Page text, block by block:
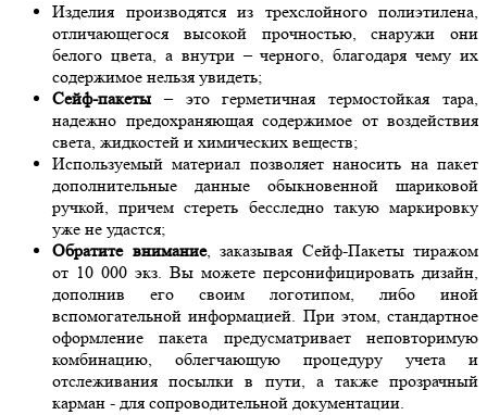
Изделия производятся из трехслойного полиэтилена,
отличающегося высокой прочностью, снаружи они
белого цвета, а внутри – черного, благодаря чему их
содержимое нельзя увидеть;
Сейф-пакеты – это герметичная термостойкая тара,
надежно предохраняющая содержимое от воздействия
света, жидкостей и химических веществ;
Используемый материал позволяет наносить на пакет
дополнительные данные обыкновенной шариковой
ручкой, причем стереть бесследно такую маркировку
уже не удастся;
Обратите внимание, заказывая Сейф-Пакеты тиражом
от 10 000 экз. Вы можете персонифицировать дизайн,
дополнив его своим логотипом, либо иной
вспомогательной информацией. При этом, стандартное
оформление пакета предусматривает неповторимую
комбинацию, облегчающую процедуру учета и
отслеживания посылки в пути, а также прозрачный
карман - для сопроводительной документации.